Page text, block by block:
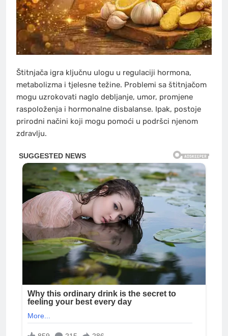
Štitnjača igra ključnu ulogu u regulaciji hormona,
metabolizma i tjelesne težine. Problemi sa štitnjačom
mogu uzrokovati naglo debljanje, umor, promjene
raspoloženja i hormonalne disbalanse. Ipak, postoje
prirodni načini koji mogu pomoći u podršci njenom
zdravlju.